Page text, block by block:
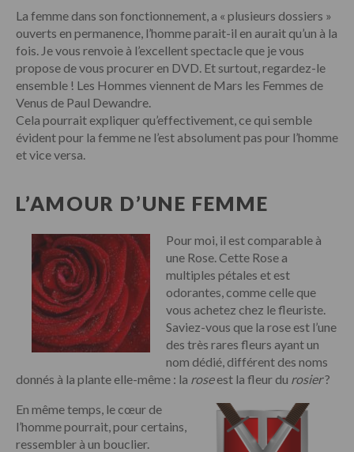
La femme dans son fonctionnement, a « plusieurs dossiers »
ouverts en permanence, l’homme parait-il en aurait qu’un à la
fois. Je vous renvoie à l’excellent spectacle que je vous
propose de vous procurer en DVD. Et surtout, regardez-le
ensemble ! Les Hommes viennent de Mars les Femmes de
Venus de Paul Dewandre.
Cela pourrait expliquer qu’effectivement, ce qui semble
évident pour la femme ne l’est absolument pas pour l’homme
et vice versa.
L’AMOUR D’UNE FEMME
Pour moi, il est comparable à
une Rose. Cette Rose a
multiples pétales et est
odorantes, comme celle que
vous achetez chez le fleuriste.
Saviez-vous que la rose est l’une
des très rares fleurs ayant un
nom dédié, différent des noms
donnés à la plante elle-même : la roseest la fleur du rosier?
En même temps, le cœur de
l’homme pourrait, pour certains,
ressembler à un bouclier.